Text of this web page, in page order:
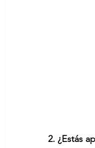
2. ¿Estás